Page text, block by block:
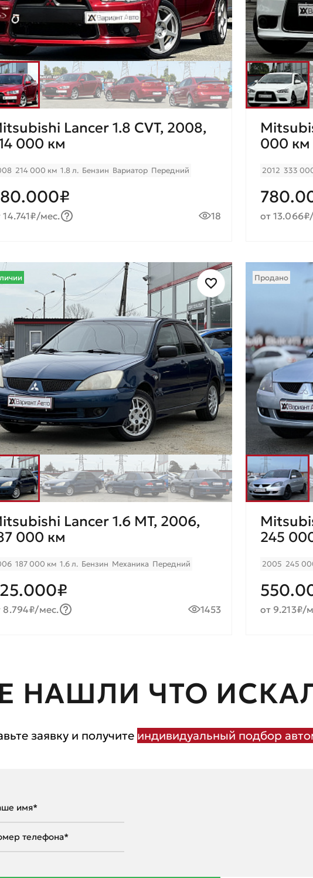
Lancer 1.8 CVТ, 2008,
000 км
214 000 км 1.8 л. Бензин Вариатор Передний
14.741₽/мес. 18
000 км
2012 333
от
Lancer 1.6 MT, 2006,
000 км
187 000 км 1.6 л. Бензин Механика Передний
8.794₽/мес. 1453
Продано
245
2005 245
от 9.213₽/
НАШЛИ ЧТО
заявку и получите индивидуальный подбор